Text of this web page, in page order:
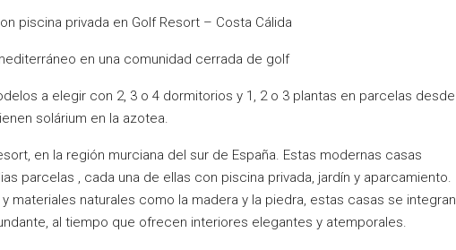
piscina privada en Golf Resort – Costa Cálida
en una comunidad cerrada de golf
a elegir con 2, 3 o 4 dormitorios y 1, 2 o 3 plantas en parcelas desde
solárium en la azotea.
en la región murciana del sur de España. Estas modernas casas
parcelas , cada una de ellas con piscina privada, jardín y aparcamiento.
materiales naturales como la madera y la piedra, estas casas se integran
al tiempo que ofrecen interiores elegantes y atemporales.